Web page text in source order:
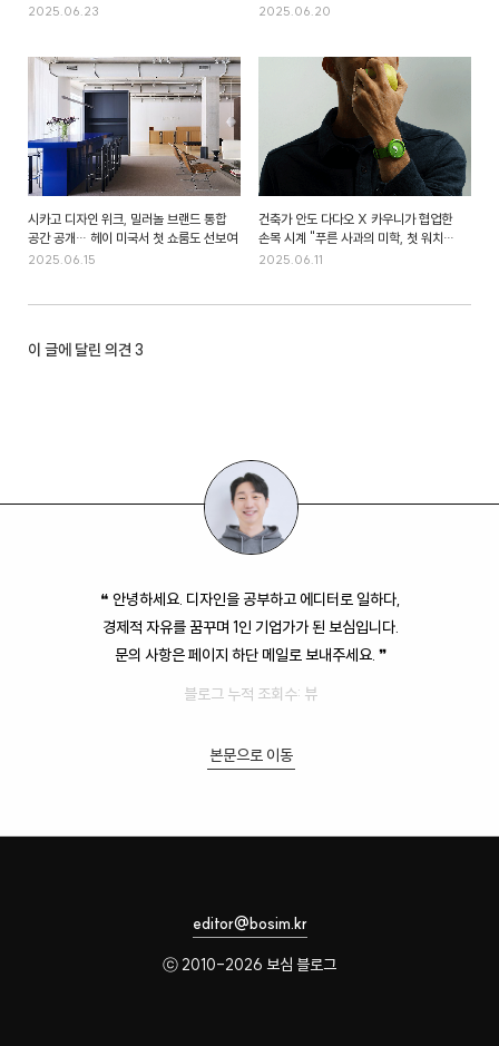
2025.06.23 2025.06.20
시카고 디자인 위크, 밀러놀 브랜드 통합
공간 공개… 헤이 미국서 첫 쇼룸도 선보여
2025.06.15
건축가 안도 다다오 X 카우니가 협업한
손목 시계 "푸른 사과의 미학, 첫 워치
디자인 공개"
2025.06.11
이 글에 달린 의견 3
❝ 안녕하세요. 디자인을 공부하고 에디터로 일하다,
경제적 자유를 꿈꾸며 1인 기업가가 된 보심입니다.
문의 사항은 페이지 하단 메일로 보내주세요. ❞
블로그 누적 조회수: 뷰
본문으로 이동
editor@bosim.kr
ⓒ 2010-2026 보심 블로그